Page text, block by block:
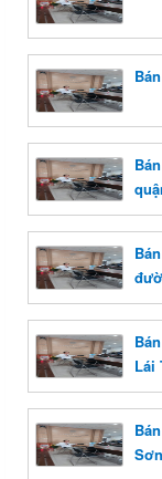
Lái
Sơn